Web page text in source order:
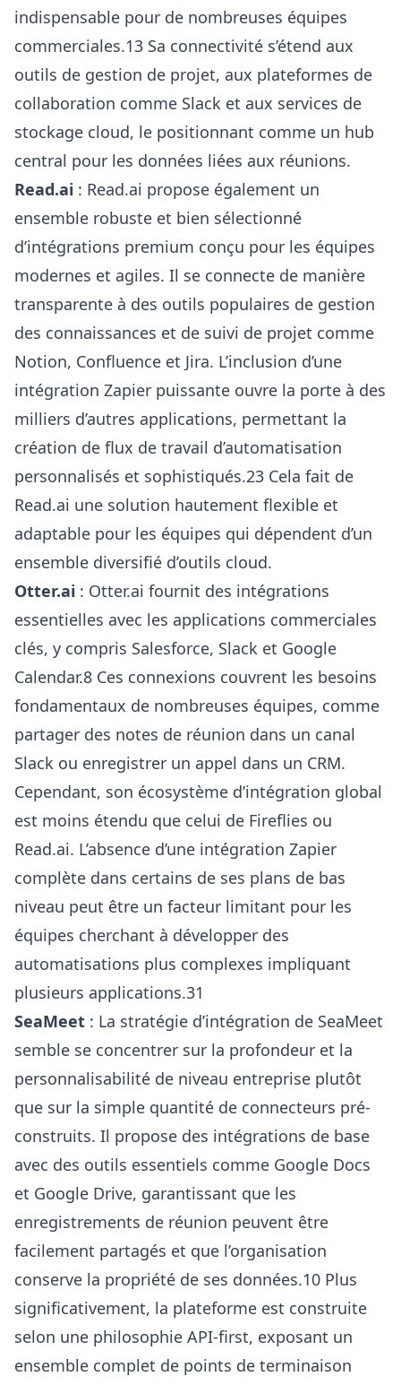
indispensable pour de nombreuses équipes
commerciales.13 Sa connectivité s’étend aux
outils de gestion de projet, aux plateformes de
collaboration comme Slack et aux services de
stockage cloud, le positionnant comme un hub
central pour les données liées aux réunions.
Read.ai : Read.ai propose également un
ensemble robuste et bien sélectionné
d’intégrations premium conçu pour les équipes
modernes et agiles. Il se connecte de manière
transparente à des outils populaires de gestion
des connaissances et de suivi de projet comme
Notion, Confluence et Jira. L’inclusion d’une
intégration Zapier puissante ouvre la porte à des
milliers d’autres applications, permettant la
création de flux de travail d’automatisation
personnalisés et sophistiqués.23 Cela fait de
Read.ai une solution hautement flexible et
adaptable pour les équipes qui dépendent d’un
ensemble diversifié d’outils cloud.
Otter.ai : Otter.ai fournit des intégrations
essentielles avec les applications commerciales
clés, y compris Salesforce, Slack et Google
Calendar.8 Ces connexions couvrent les besoins
fondamentaux de nombreuses équipes, comme
partager des notes de réunion dans un canal
Slack ou enregistrer un appel dans un CRM.
Cependant, son écosystème d’intégration global
est moins étendu que celui de Fireflies ou
Read.ai. L’absence d’une intégration Zapier
complète dans certains de ses plans de bas
niveau peut être un facteur limitant pour les
équipes cherchant à développer des
automatisations plus complexes impliquant
plusieurs applications.31
SeaMeet : La stratégie d’intégration de SeaMeet
semble se concentrer sur la profondeur et la
personnalisabilité de niveau entreprise plutôt
que sur la simple quantité de connecteurs pré-
construits. Il propose des intégrations de base
avec des outils essentiels comme Google Docs
et Google Drive, garantissant que les
enregistrements de réunion peuvent être
facilement partagés et que l’organisation
conserve la propriété de ses données.10 Plus
significativement, la plateforme est construite
selon une philosophie API-first, exposant un
ensemble complet de points de terminaison